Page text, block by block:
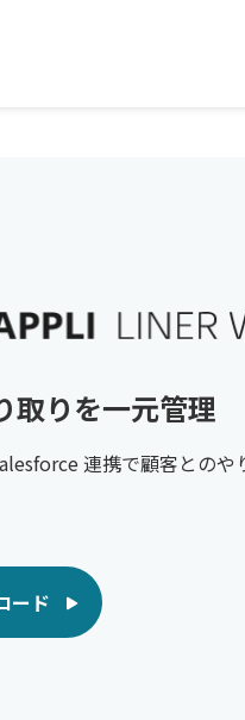
取りを一元管理
連携で​顧客とのや
ード